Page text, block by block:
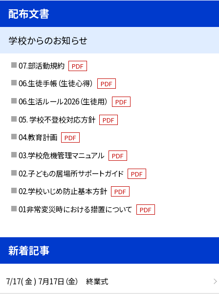
配布文書
学校からのお知らせ
07.部活動規約 PDF
06.生徒手帳（生徒心得） PDF
06.生活ルール2026（生徒用） PDF
05. 学校不登校対応方針 PDF
04.教育計画 PDF
03.学校危機管理マニュアル PDF
02.子どもの居場所サポートガイド PDF
02.学校いじめ防止基本方針 PDF
01非常変災時における措置について PDF
新着記事
7/17( 金 ) 7月17日（金） 終業式